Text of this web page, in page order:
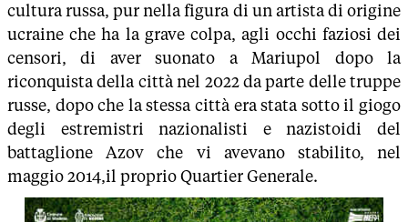
cultura russa, pur nella figura di un artista di origine
ucraine che ha la grave colpa, agli occhi faziosi dei
censori, di aver suonato a Mariupol dopo la
riconquista della città nel 2022 da parte delle truppe
russe, dopo che la stessa città era stata sotto il giogo
degli estremistri nazionalisti e nazistoidi del
battaglione Azov che vi avevano stabilito, nel
maggio 2014,il proprio Quartier Generale.